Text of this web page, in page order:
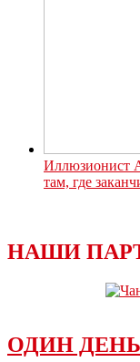
Иллюзионист
там, где
НАШИ
ОДИН